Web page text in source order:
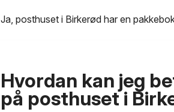
Ja, posthuset i Birkerød har en
Hvordan kan jeg
på posthuset i